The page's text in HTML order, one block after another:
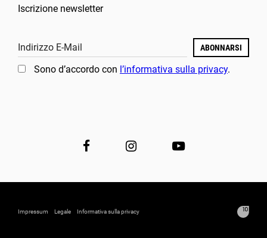
Iscrizione newsletter
Indirizzo E-Mail ABONNARSI
Sono d’accordo con l’informativa sulla privacy.
Impressum Legale Informativa sulla privacy